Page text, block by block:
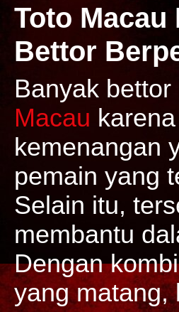
Toto
Bettor
Banyak
Macau
kemenangan
pemain yang
Selain itu,
membantu
Dengan
yang matang,